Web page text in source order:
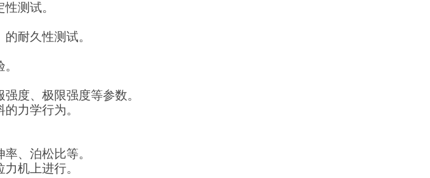
测试。
耐久性测试。
度、极限强度等参数。
力学行为。
、泊松比等。
机上进行。